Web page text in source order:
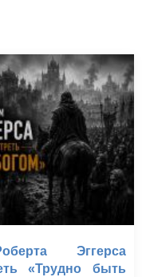
Эггерса
«Трудно быть